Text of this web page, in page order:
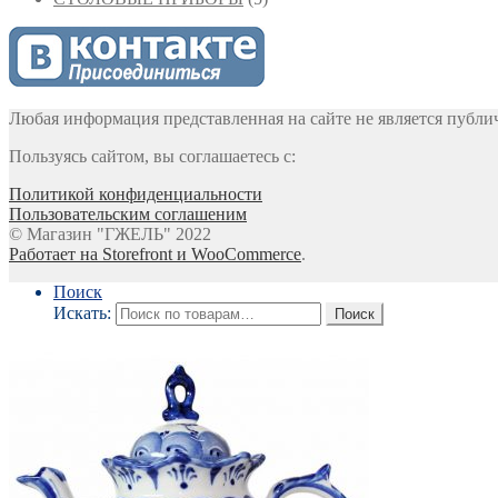
Любая информация представленная на сайте не является
Пользуясь сайтом, вы соглашаетесь с:
Политикой конфиденциальности
Пользовательским соглашеним
© Магазин "ГЖЕЛЬ" 2022
Работает на Storefront и WooCommerce.
Поиск
Искать:
Поиск